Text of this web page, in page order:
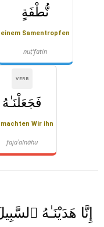
نُّطْفَةٍ
einem Samentropfen
nuṭ'fatin
VERB
فَجَعَلْنَـٰهُ
Wir ihn
fajaʿalnāhu
إِنَّا هَدَيْنَـٰهُ